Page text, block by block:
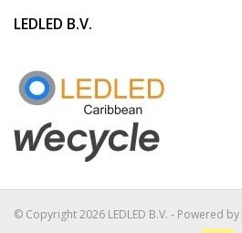
LEDLED B.V.
© Copyright 2026 LEDLED B.V. - Powered by